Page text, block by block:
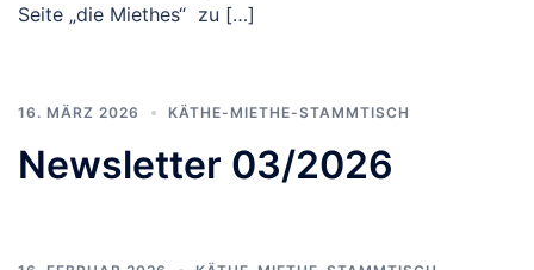
Seite „die Miethes“ zu […]
16. MÄRZ 2026 KÄTHE-MIETHE-STAMMTISCH
Newsletter 03/2026